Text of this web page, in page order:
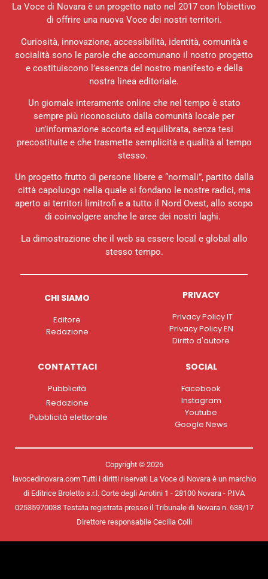
La Voce di Novara è un progetto nato nel 2017 con l’obiettivo
di offrire una nuova Voce dei nostri territori.
Curiosità, innovazione, accessibilità, identità, comunità e
socialità sono le parole che accomunano il nostro progetto
e costituiscono l’essenza del nostro manifesto e della
nostra linea editoriale.
Un giornale interamente online che nel tempo è stato
sempre più riconosciuto dalla comunità locale per
un’informazione accorta ed equilibrata, senza tesi
precostituite e che trasmette semplicità e qualità al tempo
stesso.
Un progetto frutto di persone libere e “normali”, partito dalla
città capoluogo nella quale si fondano le nostre radici, ma
aperto ai territori limitrofi e a tutto il Nord Ovest, allo scopo
di coinvolgere anche le aree dei nostri laghi.
La dimostrazione che il web sa essere local e global allo
stesso tempo.
CHI SIAMO
Editore
Redazione
PRIVACY
Privacy Policy IT
Privacy Policy EN
Diritto d'autore
CONTATTACI
Pubblicità
Redazione
Pubblicità elettorale
SOCIAL
Facebook
Instagram
Youtube
Google News
Copyright © 2026
lavocedinovara.com Tutti i diritti riservati La Voce di Novara è un marchio
di Editrice Broletto s.r.l. Corte degli Arrotini 1 - 28100 Novara - P.IVA
02535970038 Testata registrata presso il Tribunale di Novara n. 638/17
Direttore responsabile Cecilia Colli